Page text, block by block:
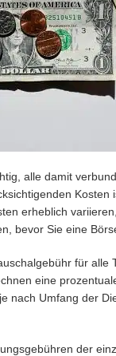
alle damit
Kosten
erheblich
bevor Sie eine
für alle
eine
nach Umfang der
der